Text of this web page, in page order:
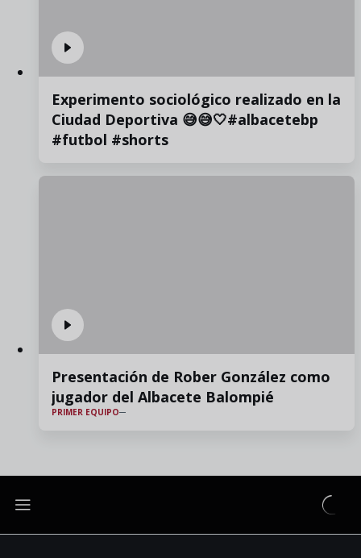
Experimento sociológico realizado en la
Ciudad Deportiva 😅😅🤍#albacetebp
#futbol #shorts
Presentación de Rober González como
jugador del Albacete Balompié
PRIMER EQUIPO